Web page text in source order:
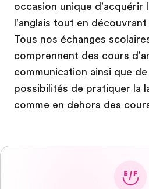
occasion unique d'acquérir
l'anglais tout en
Tous nos échanges
comprennent des cours
communication ainsi que
possibilités de pratiquer la
comme en dehors des